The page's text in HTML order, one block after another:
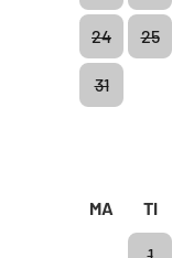
24 25
31
MA TI